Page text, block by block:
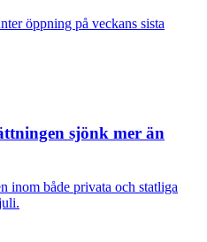
öppning på veckans sista
sjönk mer än
inom både privata och statliga